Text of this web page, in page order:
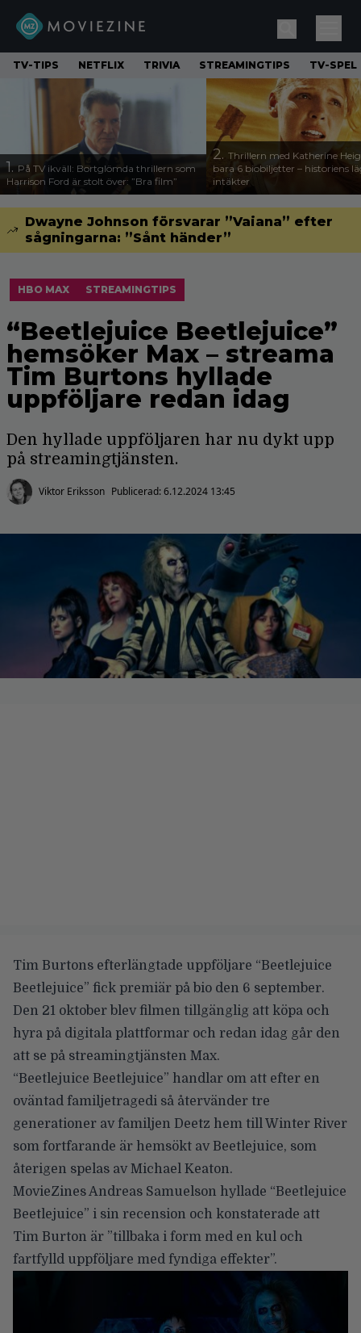
TV-TIPS NETFLIX TRIVIA STREAMINGTIPS TV-SPEL
1. På TV ikväll: Bortglömda thrillern som
Harrison Ford är stolt över: ”Bra film”
2. Thrillern med Katherine
bara 6 biobiljetter – historiens
intäkter
Dwayne Johnson försvarar ”Vaiana” efter
sågningarna: ”Sånt händer”
HBO MAX STREAMINGTIPS
“Beetlejuice Beetlejuice”
hemsöker Max – streama
Tim Burtons hyllade
uppföljare redan idag
Den hyllade uppföljaren har nu dykt upp
på streamingtjänsten.
Viktor Eriksson Publicerad:6.12.2024 13:45
Tim Burtons efterlängtade uppföljare “Beetlejuice
Beetlejuice” fick premiär på bio den 6 september.
Den 21 oktober blev filmen tillgänglig att köpa och
hyra på digitala plattformar och redan idag går den
att se på streamingtjänsten Max.
“Beetlejuice Beetlejuice” handlar om att efter en
oväntad familjetragedi så återvänder tre
generationer av familjen Deetz hem till Winter River
som fortfarande är hemsökt av Beetlejuice, som
återigen spelas av Michael Keaton.
MovieZines Andreas Samuelson hyllade “Beetlejuice
Beetlejuice” i sin recension och konstaterade att
Tim Burton är ”tillbaka i form med en kul och
fartfylld uppföljare med fyndiga effekter”.